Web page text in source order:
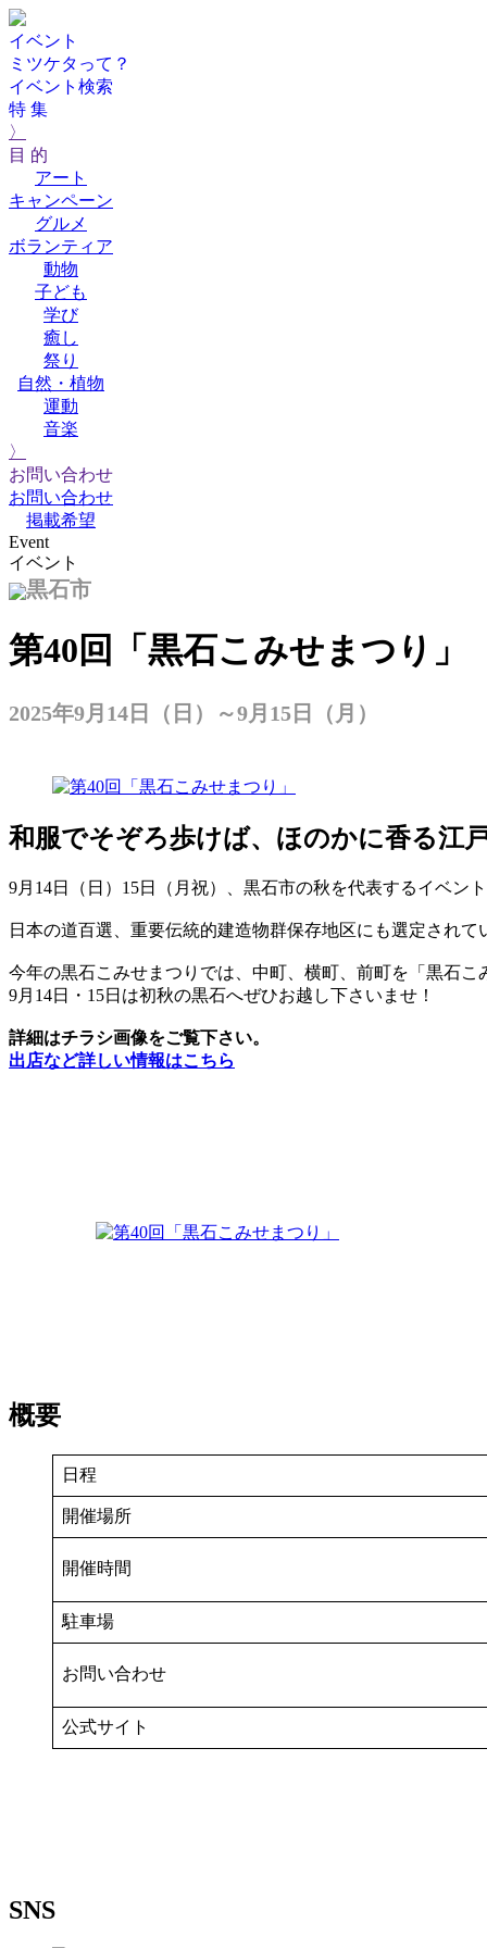
イベント
ミツケタって？
イベント検索
特 集
〉
目 的
アート
キャンペーン
グルメ
ボランティア
動物
子ども
学び
癒し
祭り
自然・植物
運動
音楽
〉
お問い合わせ
お問い合わせ
掲載希望
Event
イベント
黒石市
第40回「黒石こみせまつり」
2025年9月14日（日）～9月15日（月）
和服でそぞろ歩けば、ほのかに香る江
9月14日（日）15日（月祝）、黒石市の秋を代表するイベン
日本の道百選、重要伝統的建造物群保存地区にも選定され
今年の黒石こみせまつりでは、中町、横町、前町を「黒石
9月14日・15日は初秋の黒石へぜひお越し下さいませ！
詳細はチラシ画像をご覧下さい。
出店など詳しい情報はこちら
概要
日程
開催場所
開催時間
駐車場
お問い合わせ
公式サイト
SNS